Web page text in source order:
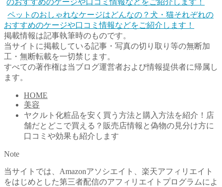
ペットのおしゃれなケージはどんなの？犬・猫それぞれの
おすすめのケージや口コミ情報などをご紹介します！
掲載情報は記事執筆時のものです。
当サイトに掲載している記事・写真の切り取り等の無断加
工・無断転載を一切禁じます。
すべての著作権は当ブログ運営者および情報提供者に帰属し
ます。
HOME
美容
ヤクルト化粧品を安く買う方法と購入方法を紹介！店
舗だとどこで買える？販売店情報と偽物の見分け方に
口コミや効果も紹介します
Note
当サイトでは、Amazonアソシエイト、楽天アフィリエイト
をはじめとした第三者配信のアフィリエイトプログラムによ